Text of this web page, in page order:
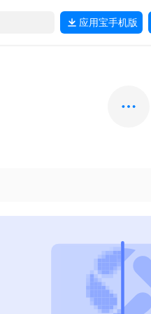
应用宝手机版